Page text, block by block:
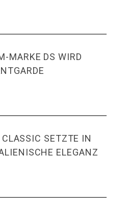
MARKE DS WIRD
SETZTE IN
ELEGANZ